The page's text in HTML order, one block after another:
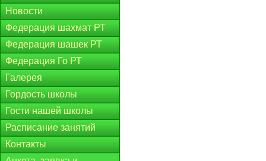
Новости
Федерация шахмат РТ
Федерация шашек РТ
Федерация Го РТ
Галерея
Гордость школы
Гости нашей школы
Расписание занятий
Контакты